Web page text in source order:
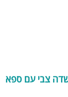
צבי עם ספא